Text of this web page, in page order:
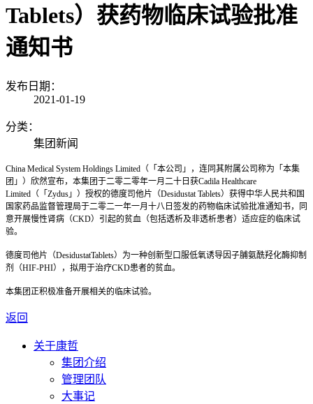
Tablets）获药物临床试验批准
通知书
发布日期：
2021-01-19
分类：
集团新闻
China Medical System Holdings Limited（「本公司」，连同其附属公司称为「本集
团」）欣然宣布，本集团于二零二零年一月二十日获Cadila Healthcare
Limited（「Zydus」）授权的德度司他片（Desidustat Tablets）获得中华人民共和国
国家药品监督管理局于二零二一年一月十八日签发的药物临床试验批准通知书，同
意开展慢性肾病（CKD）引起的贫血（包括透析及非透析患者）适应症的临床试
验。
德度司他片（DesidustatTablets）为一种创新型口服低氧诱导因子脯氨酰羟化酶抑制
剂（HIF-PHI），拟用于治疗CKD患者的贫血。
本集团正积极准备开展相关的临床试验。
返回
关于康哲
集团介绍
管理团队
大事记